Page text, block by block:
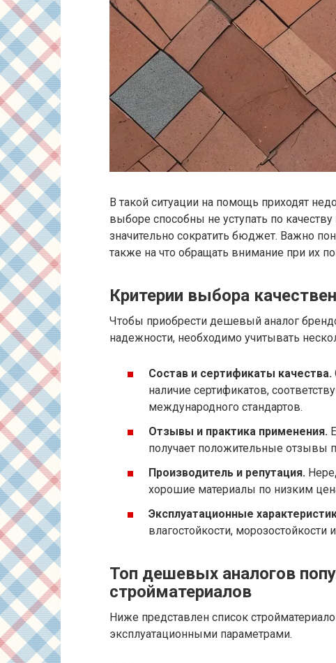
В такой ситуации на помощь приходят
выборе способны не уступать по
значительно сократить бюджет. Важно
также на что обращать внимание при их
Критерии выбора
Чтобы приобрести дешевый аналог
надежности, необходимо учитывать
Состав и сертификаты качества.
наличие сертификатов,
международного стандартов.
Отзывы и практика применения.
получает положительные отзывы
Производитель и репутация.
хорошие материалы по низким
Эксплуатационные
влагостойкости, морозостойкости
Топ дешевых аналогов
стройматериалов
Ниже представлен список
эксплуатационными параметрами.